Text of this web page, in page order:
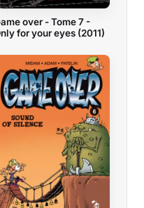
over - Tome 7 -
for your eyes (2011)